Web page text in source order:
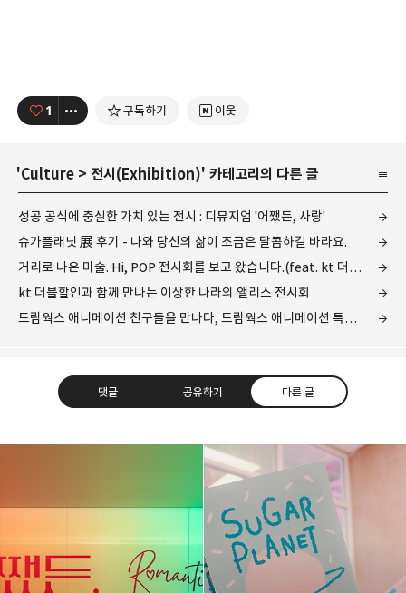
1 구독하기 이웃
'Culture > 전시(Exhibition)' 카테고리의 다른 글
성공 공식에 충실한 가치 있는 전시 : 디뮤지엄 '어쨌든, 사랑'
슈가플래닛 展 후기 - 나와 당신의 삶이 조금은 달콤하길 바라요.
거리로 나온 미술. Hi, POP 전시회를 보고 왔습니다.(feat. kt 더블할인 멤버십)
kt 더블할인과 함께 만나는 이상한 나라의 앨리스 전시회
드림웍스 애니메이션 친구들을 만나다, 드림웍스 애니메이션 특별전
댓글 공유하기 다른 글
레이니아
다방면의 깊은 관심과 얕은 이해도를 갖춘 보편적
비주류이자 진화하는 영원한 주변인.
구독하기
카카오톡 라인